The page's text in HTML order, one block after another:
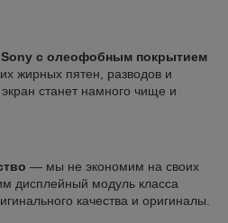
Sony с олеофобным покрытием
жирных пятен, разводов и
станет намного чище и
— мы не экономим на своих
дисплейный модуль класса
качества и оригиналы.